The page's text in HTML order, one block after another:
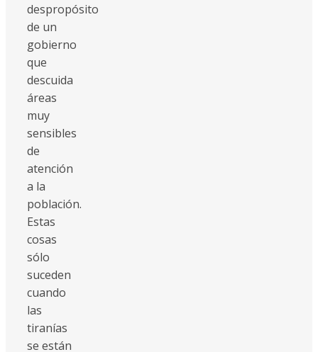
despropósito
de un
gobierno
que
descuida
áreas
muy
sensibles
de
atención
a la
población.
Estas
cosas
sólo
suceden
cuando
las
tiranías
se están